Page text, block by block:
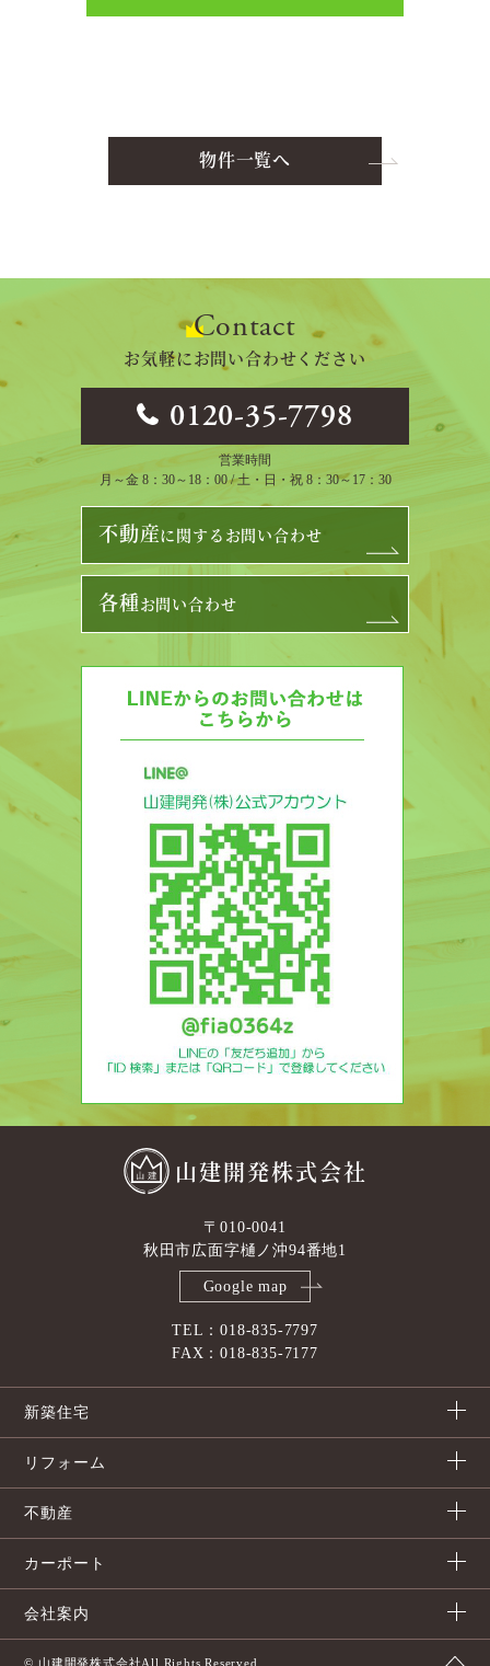
物件一覧へ
Contact
お気軽にお問い合わせください
0120-35-7798
営業時間
月～金 8：30～18：00 / 土・日・祝 8：30～17：30
不動産に関するお問い合わせ
各種お問い合わせ
山建開発株式会社
〒010-0041
秋田市広面字樋ノ沖94番地1
Google map
TEL：018-835-7797
FAX：018-835-7177
新築住宅
リフォーム
不動産
カーポート
会社案内
© 山建開発株式会社All Rights Reserved